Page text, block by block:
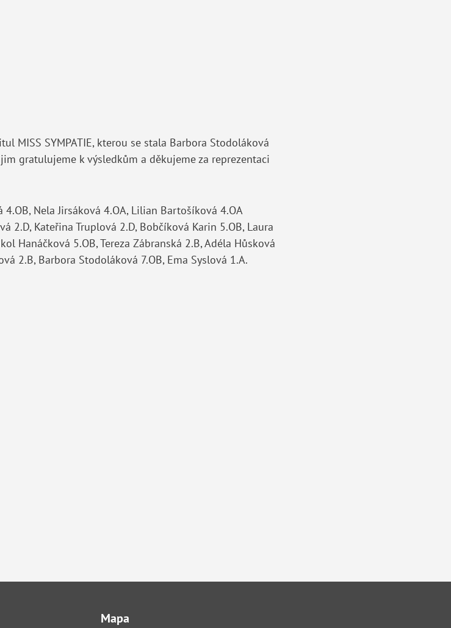
MISS SYMPATIE, kterou se stala Barbora Stodoláková
gratulujeme k výsledkům a děkujeme za reprezentaci
Nela Jirsáková 4.OA, Lilian Bartošíková 4.OA
2.D, Kateřina Truplová 2.D, Bobčíková Karin 5.OB, Laura
Hanáčková 5.OB, Tereza Zábranská 2.B, Adéla Hůsková
2.B, Barbora Stodoláková 7.OB, Ema Syslová 1.A.
Mapa